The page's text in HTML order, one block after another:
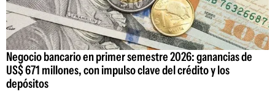
Negocio bancario en primer semestre 2026: ganancias de
US$ 671 millones, con impulso clave del crédito y los
depósitos